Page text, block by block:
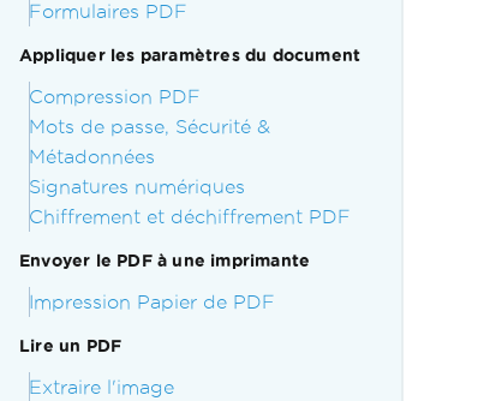
Formulaires PDF
Appliquer les paramètres du document
Compression PDF
Mots de passe, Sécurité &
Métadonnées
Signatures numériques
Chiffrement et déchiffrement PDF
Envoyer le PDF à une imprimante
Impression Papier de PDF
Lire un PDF
Extraire l'image